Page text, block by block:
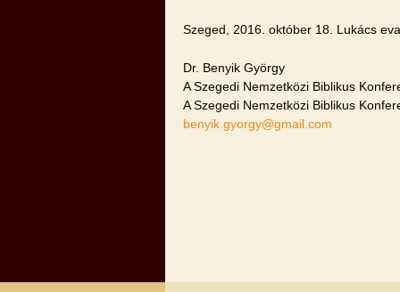
Szeged, 2016. október 18. Lukács
Dr. Benyik György
A Szegedi Nemzetközi Biblikus
A Szegedi Nemzetközi Biblikus
benyik.gyorgy@gmail.com